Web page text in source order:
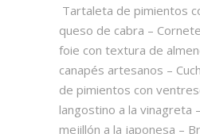
Tartaleta de pimientos
queso de cabra –
foie con textura de
canapés artesanos –
de pimientos con
langostino a la vinagreta
mejillón a la japonesa –